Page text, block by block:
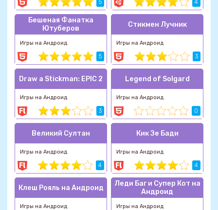
5 4
Бешеная Фанатка
Ютуберов
Игры на Андроид
5
Стикмен Лучник
Игры на Андроид
3
Draw a Stickman: EPIC 2
Игры на Андроид
3
Legend of Solgard
Игры на Андроид
0
Великий Султан
Игры на Андроид
4
Кик Зе Бади
Игры на Андроид
4
Клеш Рояль на Андроид
Игры на Андроид
Леди Баг и Супер Кот на
Андроид
Игры на Андроид